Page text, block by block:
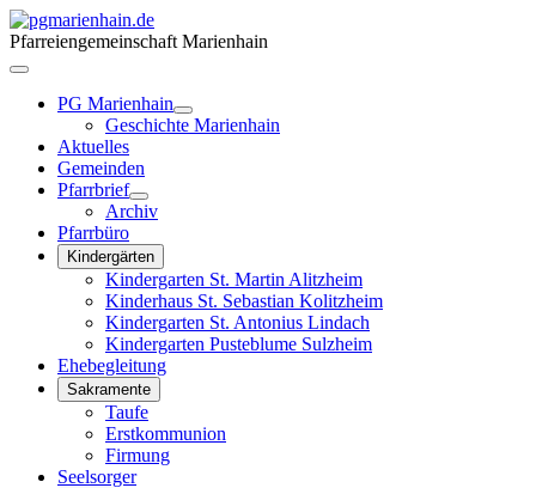
Pfarreiengemeinschaft Marienhain
PG Marienhain
Geschichte Marienhain
Aktuelles
Gemeinden
Pfarrbrief
Archiv
Pfarrbüro
Kindergärten
Kindergarten St. Martin Alitzheim
Kinderhaus St. Sebastian Kolitzheim
Kindergarten St. Antonius Lindach
Kindergarten Pusteblume Sulzheim
Ehebegleitung
Sakramente
Taufe
Erstkommunion
Firmung
Seelsorger